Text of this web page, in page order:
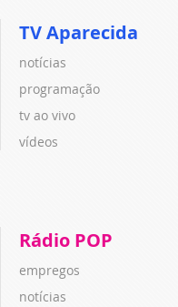
TV Aparecida
notícias
programação
tv ao vivo
vídeos
Rádio POP
empregos
notícias